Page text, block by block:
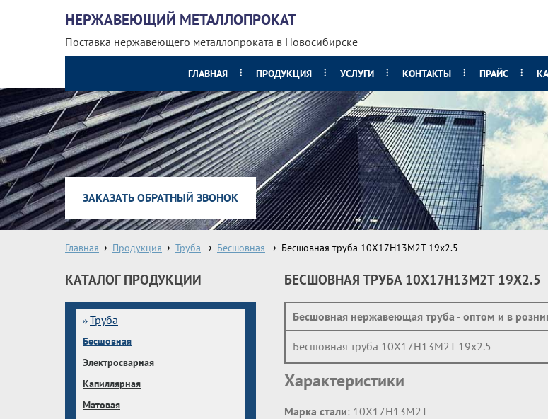
НЕРЖАВЕЮЩИЙ МЕТАЛЛОПРОКАТ
Поставка нержавеющего металлопроката в Новосибирске
ГЛАВНАЯ ПРОДУКЦИЯ УСЛУГИ КОНТАКТЫ ПРАЙС
ЗАКАЗАТЬ ОБРАТНЫЙ ЗВОНОК
Главная Продукция Труба Бесшовная Бесшовная труба 10Х17Н13М2Т 19х2.5
КАТАЛОГ ПРОДУКЦИИ
Труба
Бесшовная
Электросварная
Капиллярная
Матовая
БЕСШОВНАЯ ТРУБА 10Х17Н13М2Т 19Х2.5
Бесшовная нержавеющая труба - оптом и в
Бесшовная труба 10Х17Н13М2Т 19х2.5
Характеристики
Марка стали: 10Х17Н13М2Т